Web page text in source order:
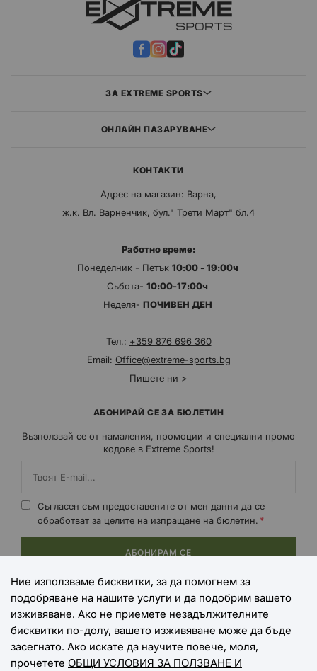
ЗА EXTREME SPORTS
ОНЛАЙН ПАЗАРУВАНЕ
КОНТАКТИ
Адрес на магазин: Варна,
ж.к. Вл. Варненчик, бул." Трети Март" бл.4
Работно време:
Понеделник - Петък 10:00 - 19:00ч
Събота- 10:00-17:00ч
Неделя- ПОЧИВЕН ДЕН
Тел.: +359 876 696 360
Email: Office@extreme-sports.bg
Пишете ни >
АБОНИРАЙ СЕ ЗА БЮЛЕТИН
Възползвай се от намаления, промоции и специални промо
кодове в Extreme Sports!
Съгласен съм предоставените от мен данни да се
обработват за целите на изпращане на бюлетин.
АБОНИРАМ СЕ
НАЧИНИ НА ПЛАЩАНЕ
НАЧИНИ НА ДОСТАВКА
Ние използваме бисквитки, за да помогнем за
подобряване на нашите услуги и да подобрим вашето
изживяване. Ако не приемете незадължителните
бисквитки по-долу, вашето изживяване може да бъде
засегнато. Ако искате да научите повече, моля,
прочетете ОБЩИ УСЛОВИЯ ЗА ПОЛЗВАНЕ И